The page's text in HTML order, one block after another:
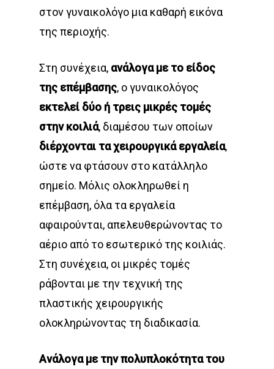
στον γυναικολόγο μια καθαρή εικόνα
της περιοχής.
Στη συνέχεια, ανάλογα με το είδος
της επέμβασης, ο γυναικολόγος
εκτελεί δύο ή τρεις μικρές τομές
στην κοιλιά, διαμέσου των οποίων
διέρχονται τα χειρουργικά εργαλεία,
ώστε να φτάσουν στο κατάλληλο
σημείο. Μόλις ολοκληρωθεί η
επέμβαση, όλα τα εργαλεία
αφαιρούνται, απελευθερώνοντας το
αέριο από το εσωτερικό της κοιλιάς.
Στη συνέχεια, οι μικρές τομές
ράβονται με την τεχνική της
πλαστικής χειρουργικής
ολοκληρώνοντας τη διαδικασία.
Ανάλογα με την πολυπλοκότητα του